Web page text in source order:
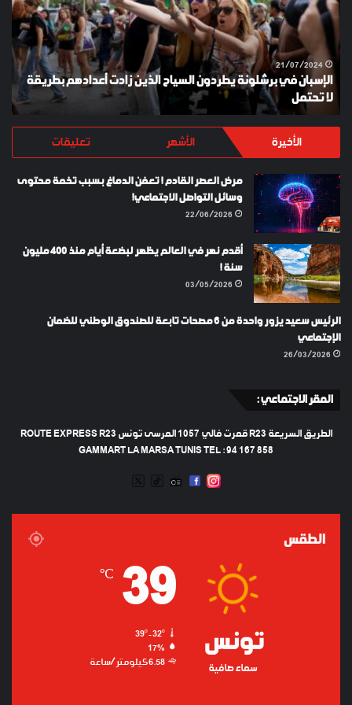
06/02/2024
LAYKI SHOES TURKEY
الأخيرة الأشهر تعليقات
مرض العصر القادم ! تعفن الدماغ بسبب تخمة محتوى
وسائل التواصل الاجتماعي!
22/06/2026
أقدم نهر في العالم يظهر لبضعة أيام منذ 400 مليون
سنة !
03/05/2026
الرئيس سعيد يزور واحدة من 6 مصحات تابعة للصندوق الوطني للضمان
الإجتماعي
26/03/2026
المقر الاجتماعي :
الطريق السريعة R23 قمرت فالي 1057 المرسى تونس ROUTE EXPRESS R23
GAMMART LA MARSA TUNIS TEL : 94 167 858
INSTAGRAM
FACEBOOK
RADIO
TIKTOK
الطقس
تونس
سماء صافية
39
℃
17%
6.58 كيلومتر/ساعة